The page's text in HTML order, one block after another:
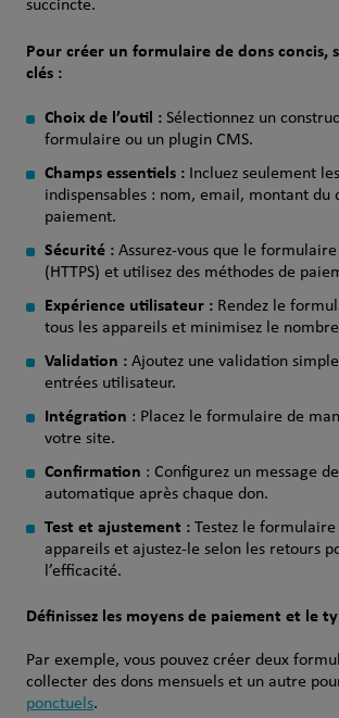
succincte.
Pour créer un formulaire de dons concis,
clés :
Choix de l’outil :Sélectionnez un
formulaire ou un plugin CMS.
Champs essentiels :Incluez seulement
indispensables : nom, email, montant du
paiement.
Sécurité :Assurez-vous que le formulaire
(HTTPS) et utilisez des méthodes de
Expérience utilisateur :Rendez le
tous les appareils et minimisez le
Validation :Ajoutez une validation
entrées utilisateur.
Intégration : Placez le formulaire de
votre site.
Confirmation : Configurez un message
automatique après chaque don.
Test et ajustement :Testez le formulaire
appareils et ajustez-le selon les retours
l’efficacité.
Définissez les moyens de paiement et le
Par exemple, vous pouvez créer deux
collecter des dons mensuels et un autre
ponctuels.